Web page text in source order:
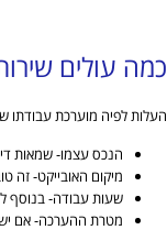
כמה עולים
העלות לפיה מוערכת עבודתו
הנכס עצמו- שמאות
מיקום האובייקט- זה
שעות עבודה- בנוסף
מטרת ההערכה- אם יש